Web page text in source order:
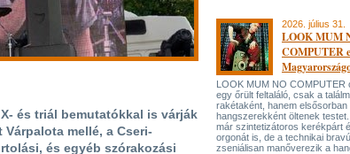
és triál bemutatókkal is várják
mellé, a Cseri-
és egyéb szórakozási
2026. július 31.
LOOK MUM
COMPUTER
LOOK MUM NO COMPUTER
egy őrült feltaláló, csak a
rakétaként, hanem elsősorban
hangszerekként öltenek
már szintetizátoros kerékpárt
orgonát is, de a technikai
zseniálisan manőverezik a